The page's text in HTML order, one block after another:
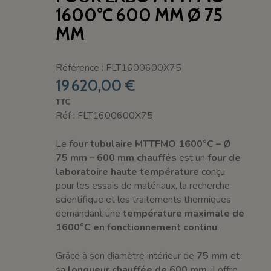
1600°C 600 MM Ø 75
MM
Référence : FLT1600600X75
19 620,00 €
TTC
Réf : FLT1600600X75
Lefour tubulaire MTTFMO 1600°C – Ø
75 mm – 600 mm chauffés est unfour de
laboratoire haute température conçu
pour les essais de matériaux, la recherche
scientifique et les traitements thermiques
demandant unetempérature maximale de
1600°C en fonctionnement continu.
Grâce à son diamètre intérieur de 75 mm et